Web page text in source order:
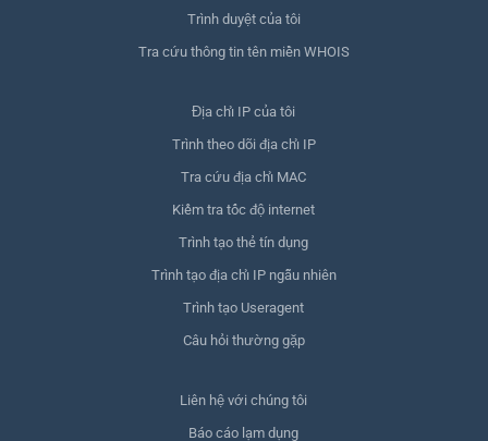
Trình duyệt của tôi
Tra cứu thông tin tên miền WHOIS
Địa chỉ IP của tôi
Trình theo dõi địa chỉ IP
Tra cứu địa chỉ MAC
Kiểm tra tốc độ internet
Trình tạo thẻ tín dụng
Trình tạo địa chỉ IP ngẫu nhiên
Trình tạo Useragent
Câu hỏi thường gặp
Liên hệ với chúng tôi
Báo cáo lạm dụng